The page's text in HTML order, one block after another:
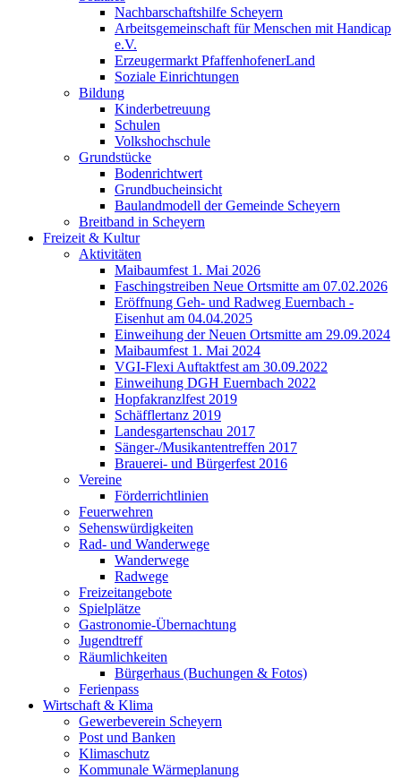
Nachbarschaftshilfe Scheyern
Arbeitsgemeinschaft für Menschen mit Handicap
e.V.
Erzeugermarkt PfaffenhofenerLand
Soziale Einrichtungen
Bildung
Kinderbetreuung
Schulen
Volkshochschule
Grundstücke
Bodenrichtwert
Grundbucheinsicht
Baulandmodell der Gemeinde Scheyern
Breitband in Scheyern
Freizeit & Kultur
Aktivitäten
Maibaumfest 1. Mai 2026
Faschingstreiben Neue Ortsmitte am 07.02.2026
Eröffnung Geh- und Radweg Euernbach -
Eisenhut am 04.04.2025
Einweihung der Neuen Ortsmitte am 29.09.2024
Maibaumfest 1. Mai 2024
VGI-Flexi Auftaktfest am 30.09.2022
Einweihung DGH Euernbach 2022
Hopfakranzlfest 2019
Schäfflertanz 2019
Landesgartenschau 2017
Sänger-/Musikantentreffen 2017
Brauerei- und Bürgerfest 2016
Vereine
Förderrichtlinien
Feuerwehren
Sehenswürdigkeiten
Rad- und Wanderwege
Wanderwege
Radwege
Freizeitangebote
Spielplätze
Gastronomie-Übernachtung
Jugendtreff
Räumlichkeiten
Bürgerhaus (Buchungen & Fotos)
Ferienpass
Wirtschaft & Klima
Gewerbeverein Scheyern
Post und Banken
Klimaschutz
Kommunale Wärmeplanung